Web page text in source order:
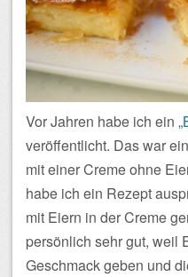
Vor Jahren habe ich ein „
veröffentlicht. Das war
mit einer Creme ohne
habe ich ein Rezept
mit Eiern in der Creme
persönlich sehr gut, weil
Geschmack geben und